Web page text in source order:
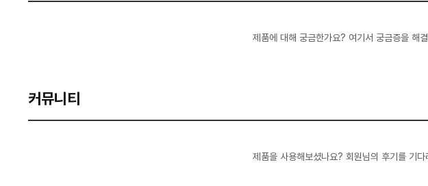
제품에 대해 궁금한가요? 여기서 궁금증을 해
커뮤니티
제품을 사용해보셨나요? 회원님의 후기를 기다